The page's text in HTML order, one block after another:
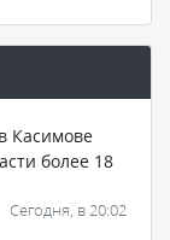
Касимове
более 18
Сегодня, в 20:02